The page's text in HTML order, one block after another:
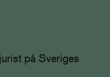
på Sveriges